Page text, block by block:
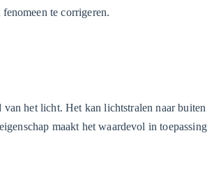
te corrigeren.
het licht. Het kan lichtstralen naar
maakt het waardevol in